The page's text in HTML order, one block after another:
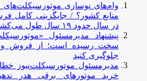
وام‌های نوسازی موتورسیکلت‌های
در سال حدود ۱۹ سال طول می‌کشد
پیشنهاد مدیرمسئول
سخت رسیده است؛ از فروش و
جلوگیری کنید
مدیرمسئول موتورسیکلت‌نیوز
خرید موتورهای برقی هدر